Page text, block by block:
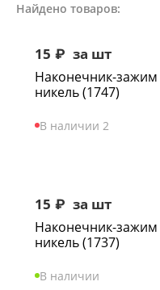
Найдено товаров:
15 ₽ за шт
Наконечник-
никель (1747)
В наличии 2
15 ₽ за шт
Наконечник-
никель (1737)
В наличии